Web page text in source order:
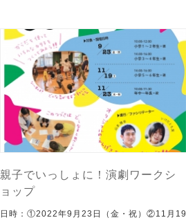
親子でいっしょに！演劇ワークシ
ョップ
日時：①2022年9月23日（金・祝）②11月19